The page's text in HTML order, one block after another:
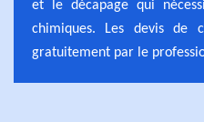
et le décapage qui
chimiques. Les devis de
gratuitement par le